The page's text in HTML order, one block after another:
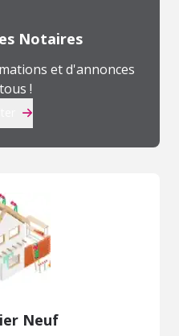
Notaires
et d'annonces
!
Neuf